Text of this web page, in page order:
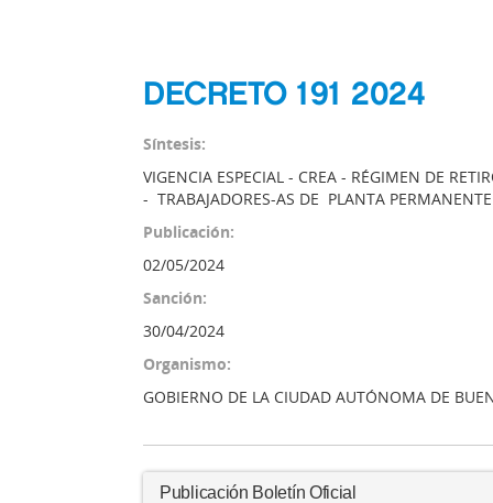
DECRETO 191 2024
Síntesis:
VIGENCIA ESPECIAL - CREA - RÉGIMEN DE
- TRABAJADORES-AS DE PLANTA
Publicación:
02/05/2024
Sanción:
30/04/2024
Organismo:
GOBIERNO DE LA CIUDAD AUTÓNOMA DE
Publicación Boletín Oficial